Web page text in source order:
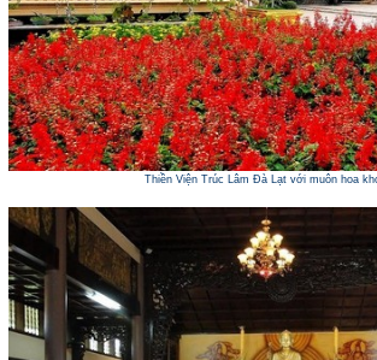
Thiền Viện Trúc Lâm Đà Lạt với muôn hoa